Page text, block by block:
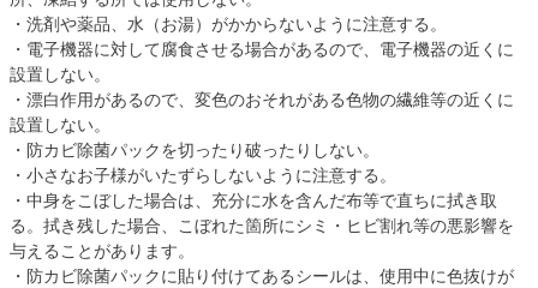
・洗剤や薬品、水（お湯）がかからないように注意する。
・電子機器に対して腐食させる場合があるので、電子機器の近くに
設置しない。
・漂白作用があるので、変色のおそれがある色物の繊維等の近くに
設置しない。
・防カビ除菌パックを切ったり破ったりしない。
・小さなお子様がいたずらしないように注意する。
・中身をこぼした場合は、充分に水を含んだ布等で直ちに拭き取
る。拭き残した場合、こぼれた箇所にシミ・ヒビ割れ等の悪影響を
与えることがあります。
・防カビ除菌パックに貼り付けてあるシールは、使用中に色抜けが